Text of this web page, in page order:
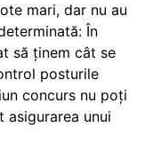
mari, dar nu au
În
să ținem cât se
posturile
concurs nu poți
asigurarea unui